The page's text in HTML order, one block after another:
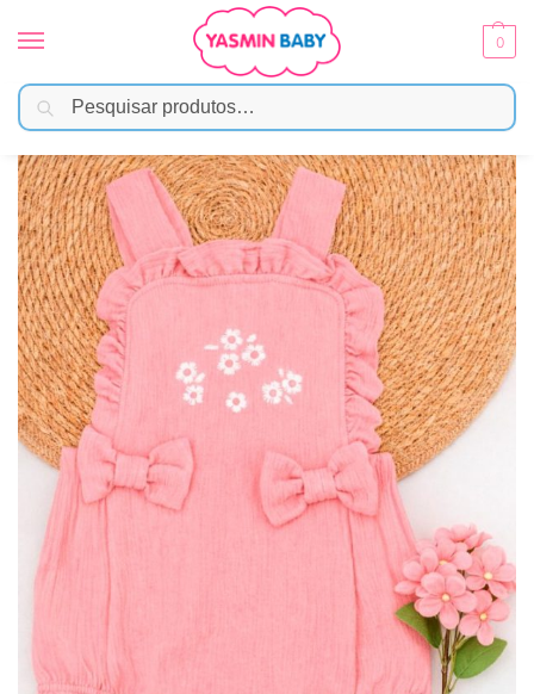
0
Início Moda Bebê / Menina / Jardineira Romper Rosa com Bordado Floral e Laços